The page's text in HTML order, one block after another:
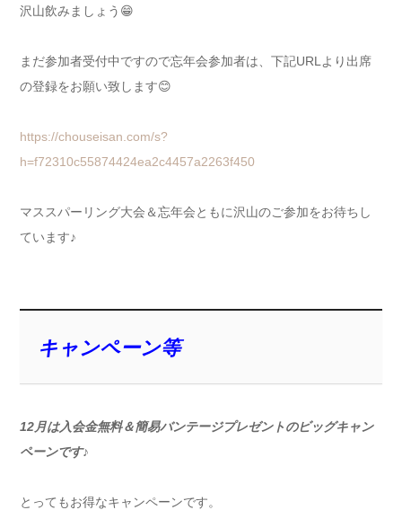
沢山飲みましょう😁
まだ参加者受付中ですので忘年会参加者は、下記URLより出席
の登録をお願い致します😊
https://chouseisan.com/s?
h=f72310c55874424ea2c4457a2263f450
マススパーリング大会＆忘年会ともに沢山のご参加をお待ちし
ています♪
キャンペーン等
12月は入会金無料＆簡易バンテージプレゼントのビッグキャン
ペーンです♪
とってもお得なキャンペーンです。